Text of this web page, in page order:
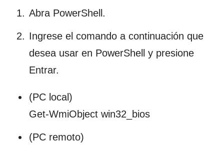
Abra PowerShell.
Ingrese el comando a continuación que
desea usar en PowerShell y presione
Entrar.
(PC local)
Get-WmiObject win32_bios
(PC remoto)